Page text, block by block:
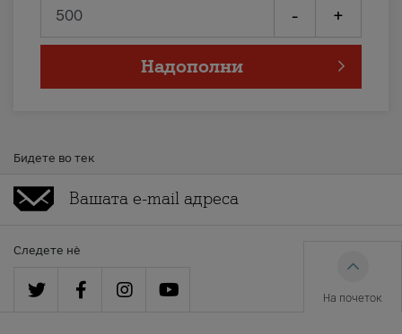
- +
Надополни
Бидете во тек
Следете нè
На почеток